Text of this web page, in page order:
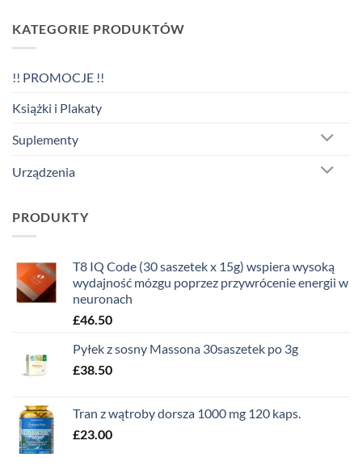
KATEGORIE PRODUKTÓW
!! PROMOCJE !!
Książki i Plakaty
Suplementy
Urządzenia
PRODUKTY
T8 IQ Code (30 saszetek x 15g) wspiera wysoką
wydajność mózgu poprzez przywrócenie energii w
neuronach
£46.50
Pyłek z sosny Massona 30saszetek po 3g
£38.50
Tran z wątroby dorsza 1000 mg 120 kaps.
£23.00